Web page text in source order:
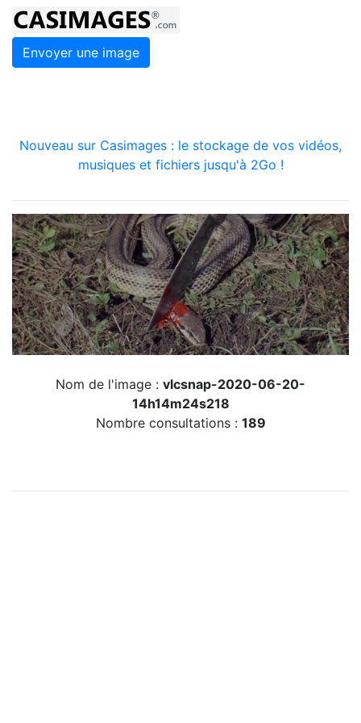
Envoyer une image
Nouveau sur Casimages : le stockage de vos vidéos,
musiques et fichiers jusqu'à 2Go !
Nom de l'image : vlcsnap-2020-06-20-
14h14m24s218
Nombre consultations : 189